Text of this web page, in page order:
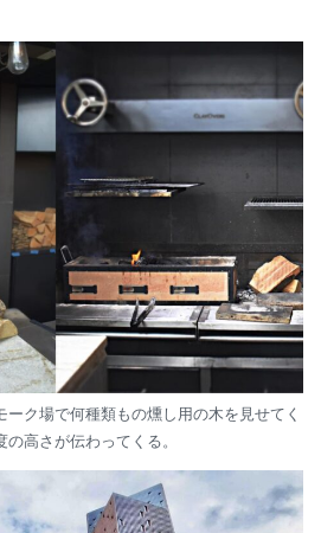
ク場で何種類もの燻し用の木を見せてく
高さが伝わってくる。